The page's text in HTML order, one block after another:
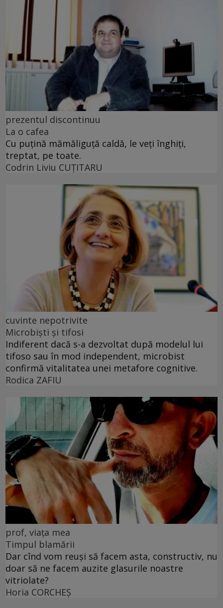
prezentul discontinuu
La o cafea
Cu puţină mămăliguţă caldă, le veţi înghiţi,
treptat, pe toate.
Codrin Liviu CUŢITARU
cuvinte nepotrivite
Microbiști și tifosi
Indiferent dacă s-a dezvoltat după modelul lui
tifoso sau în mod independent, microbist
confirmă vitalitatea unei metafore cognitive.
Rodica ZAFIU
prof, viața mea
Timpul blamării
Dar cînd vom reuși să facem asta, constructiv, nu
doar să ne facem auzite glasurile noastre
vitriolate?
Horia CORCHEŞ